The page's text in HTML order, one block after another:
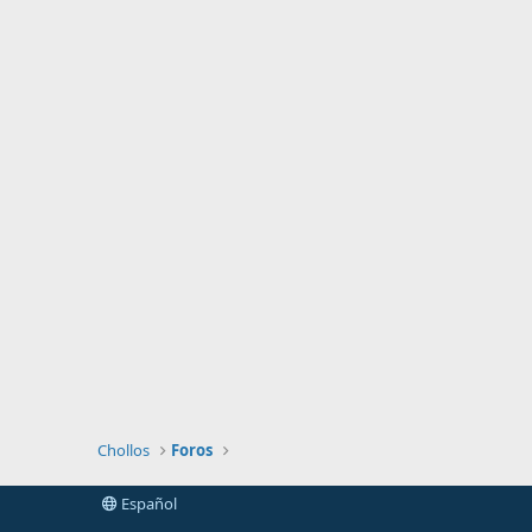
Chollos Foros
Español